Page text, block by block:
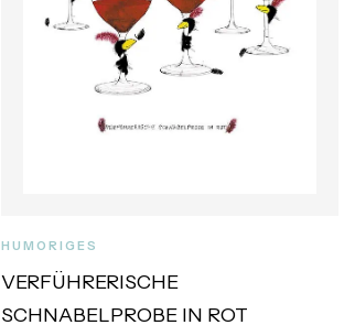
HUMORIGES
VERFÜHRERISCHE
SCHNABELPROBE IN ROT